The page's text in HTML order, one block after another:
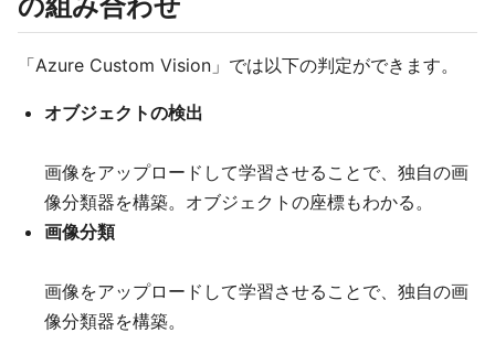
「Azure Custom Vision」では以下の判定ができます。
オブジェクトの検出
画像をアップロードして学習させることで、独自の画
像分類器を構築。オブジェクトの座標もわかる。
画像分類
画像をアップロードして学習させることで、独自の画
像分類器を構築。